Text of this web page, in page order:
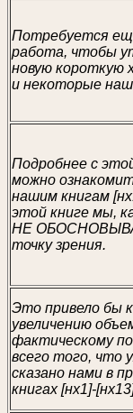
Потребуется
работа, чтобы
новую короткую
и некоторые
Подробнее с
можно
нашим книгам
этой книге мы,
НЕ
точку зрения.
Это привело бы
увеличению
фактическому
всего того, что
сказано нами в
книгах [нх1]-